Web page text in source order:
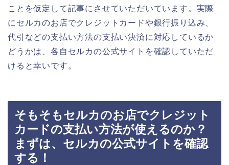
ことを仮定して記事にさせていただいています。実際
にセルカのお店でクレジットカードや銀行振り込み、
代引などの支払い方法の支払い決済に対応しているか
どうかは、各自セルカの公式サイトを確認していただ
けると幸いです。
そもそもセルカのお店でクレジット
カードの支払い方法が使えるのか？
まずは、セルカの公式サイトを確認
する！